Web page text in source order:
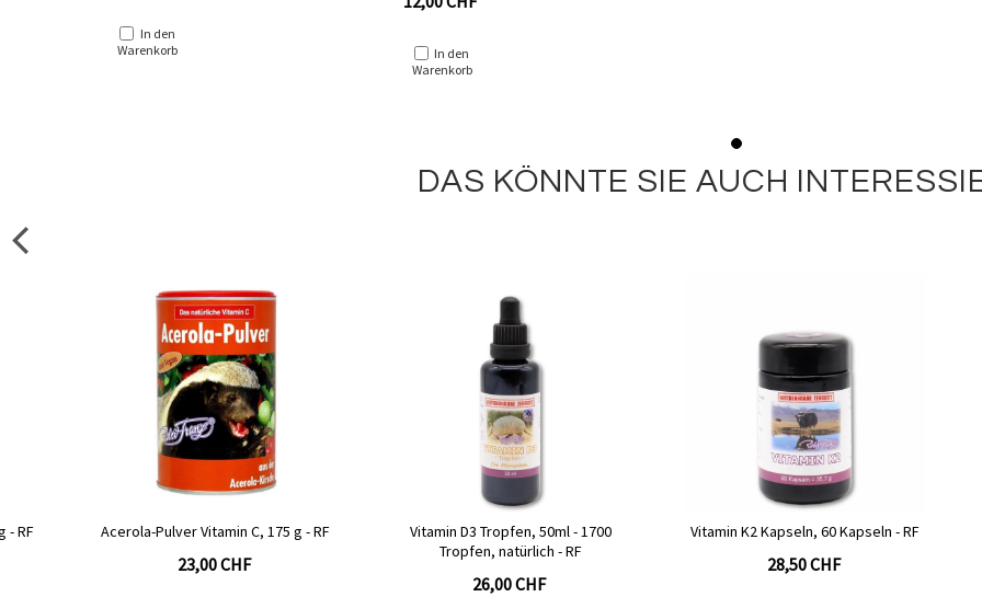
In den
Warenkorb
In den
Warenkorb
DAS KÖNNTE SIE AUCH
Acerola-Pulver Vitamin C, 175 g - RF
23,00 CHF
Vitamin D3 Tropfen, 50ml - 1700
Tropfen, natürlich - RF
26,00 CHF
Vitamin K2 Kapseln, 60 Kapseln - RF
28,50 CHF